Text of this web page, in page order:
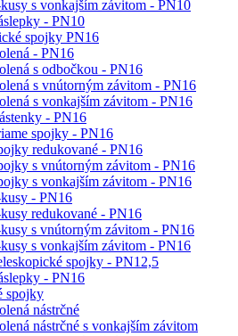
s vonkajším závitom - PN10
- PN10
spojky PN16
- PN16
s odbočkou - PN16
s vnútorným závitom - PN16
s vonkajším závitom - PN16
- PN16
spojky - PN16
redukované - PN16
s vnútorným závitom - PN16
s vonkajším závitom - PN16
- PN16
redukované - PN16
s vnútorným závitom - PN16
s vonkajším závitom - PN16
spojky - PN12,5
- PN16
spojky
nástrčné
nástrčné s vonkajším závitom